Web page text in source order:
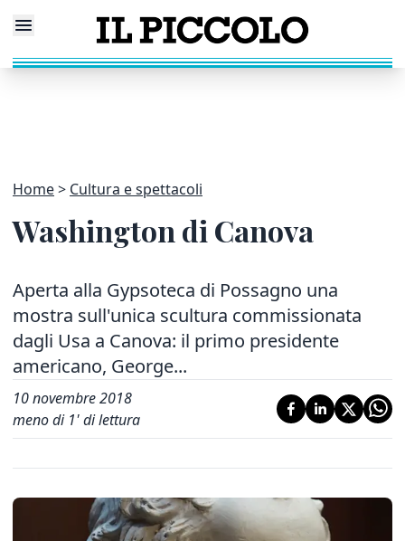
Home Cultura e spettacoli
Washington di Canova
Aperta alla Gypsoteca di Possagno una
mostra sull'unica scultura commissionata
dagli Usa a Canova: il primo presidente
americano, George...
10 novembre 2018
meno di 1' di lettura